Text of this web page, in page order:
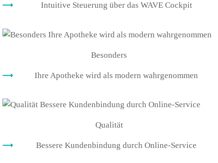
Intuitive Steuerung über das WAVE Cockpit
Besonders
Ihre Apotheke wird als modern wahrgenommen
Qualität
Bessere Kundenbindung durch Online-Service